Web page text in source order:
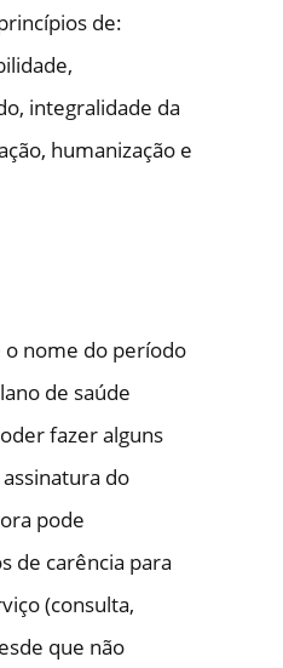
de:
integralidade da
humanização e
o nome do período
de saúde
fazer alguns
do
pode
de carência para
(consulta,
que não